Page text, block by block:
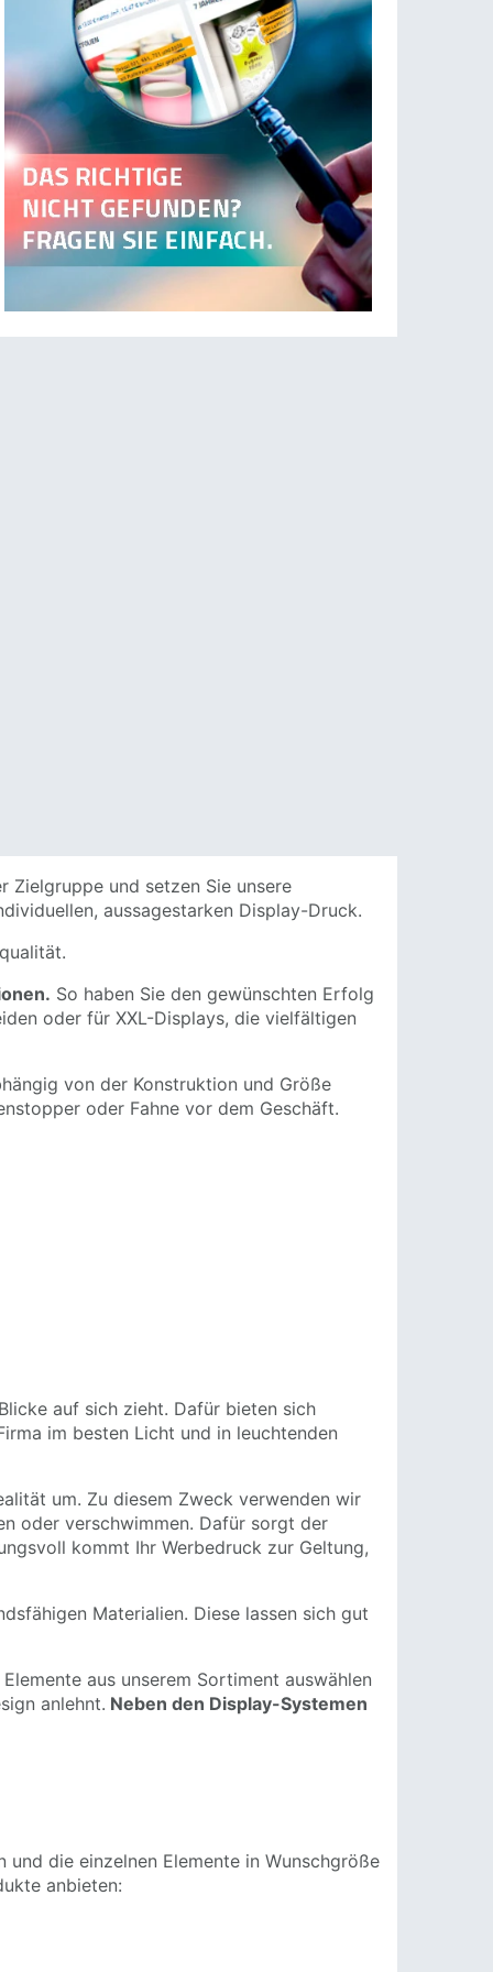
Zielgruppe und setzen Sie unsere
aussagestarken Display-Druck.
So haben Sie den gewünschten Erfolg
oder für XXL-Displays, die vielfältigen
von der Konstruktion und Größe
oder Fahne vor dem Geschäft.
auf sich zieht. Dafür bieten sich
im besten Licht und in leuchtenden
um. Zu diesem Zweck verwenden wir
oder verschwimmen. Dafür sorgt der
kommt Ihr Werbedruck zur Geltung,
Materialien. Diese lassen sich gut
aus unserem Sortiment auswählen
anlehnt. Neben den Display-Systemen
die einzelnen Elemente in Wunschgröße
anbieten: